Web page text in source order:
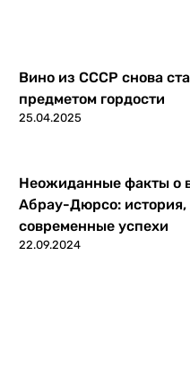
Вино из СССР снова становится
предметом гордости
25.04.2025
Неожиданные факты о
Абрау-Дюрсо: история,
современные успехи
22.09.2024